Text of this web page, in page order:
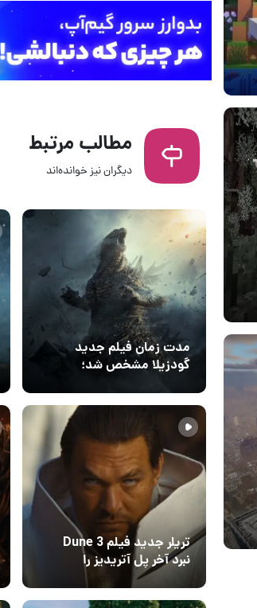
مطالب مرتبط
دیگران نیز خوانده‌اند
مدت زمان فیلم جدید
گودزیلا مشخص شد؛
تریلر جدید فیلم Dune 3
نبرد آخر پل آتریدیز را
نشان می‌دهد
11 خرداد 1405